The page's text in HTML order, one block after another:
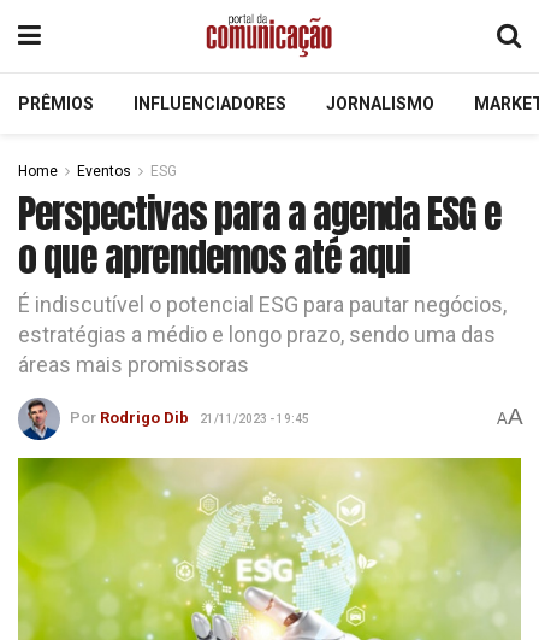
PRÊMIOS INFLUENCIADORES JORNALISMO
Home Eventos ESG
Perspectivas para a agenda ESG e
o que aprendemos até aqui
É indiscutível o potencial ESG para pautar negócios,
estratégias a médio e longo prazo, sendo uma das
áreas mais promissoras
Por Rodrigo Dib 21/11/2023 - 19:45 AA